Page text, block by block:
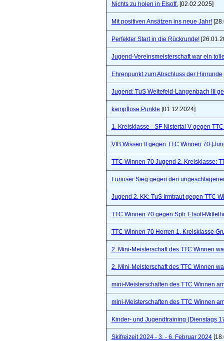
Nichts zu holen in Elsoff. [02.02.2025]
Mit positiven Ansätzen ins neue Jahr!
Perfekter Start in die Rückrunde!
Jugend-Vereinsmeisterschaft war ein
Ehrenpunkt zum Abschluss der Hinrunde
Jugend: TuS Weitefeld-Langenbach III
kampflose Punkte [01.12.2024]
1. Kreisklasse - SF Nistertal V gegen
VfB Wissen II gegen TTC Winnen 70
TTC Winnen 70 Jugend 2. Kreisklasse:
Furioser Sieg gegen den
Jugend 2. KK: TuS Irmtraut gegen TTC
TTC Winnen 70 gegen Spfr. Elsoff-
TTC Winnen 70 Herren 1. Kreisklasse
2. Mini-Meisterschaft des TTC Winnen
2. Mini-Meisterschaft des TTC Winnen
mini-Meisterschaften des TTC Winnen
mini-Meisterschaften des TTC Winnen
Kinder- und Jugendtraining (Dienstags
Skifreizeit 2024 - 3. - 6. Februar 2024